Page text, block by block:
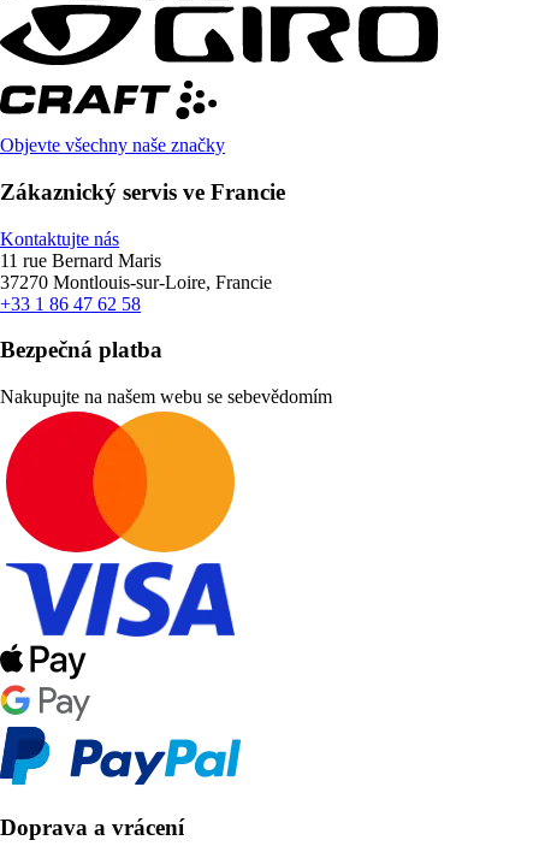
Objevte všechny naše značky
Zákaznický servis ve Francie
Kontaktujte nás
11 rue Bernard Maris
37270 Montlouis-sur-Loire, Francie
+33 1 86 47 62 58
Bezpečná platba
Nakupujte na našem webu se sebevědomím
Doprava a vrácení